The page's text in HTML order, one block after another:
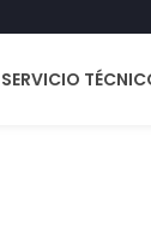
SERVICIO